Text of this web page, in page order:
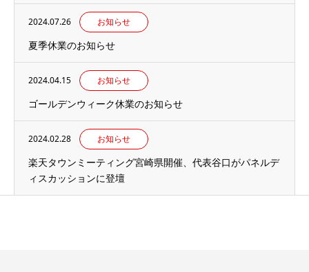
2024.07.26 お知らせ
夏季休業のお知らせ
2024.04.15 お知らせ
ゴールデンウィーク休業のお知らせ
2024.02.28 お知らせ
楽天タウンミーティング宮崎県開催、代表谷口がパネルデ
ィスカッションに登壇